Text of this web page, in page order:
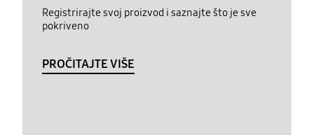
Registrirajte svoj proizvod i saznajte što je sve
pokriveno
PROČITAJTE VIŠE